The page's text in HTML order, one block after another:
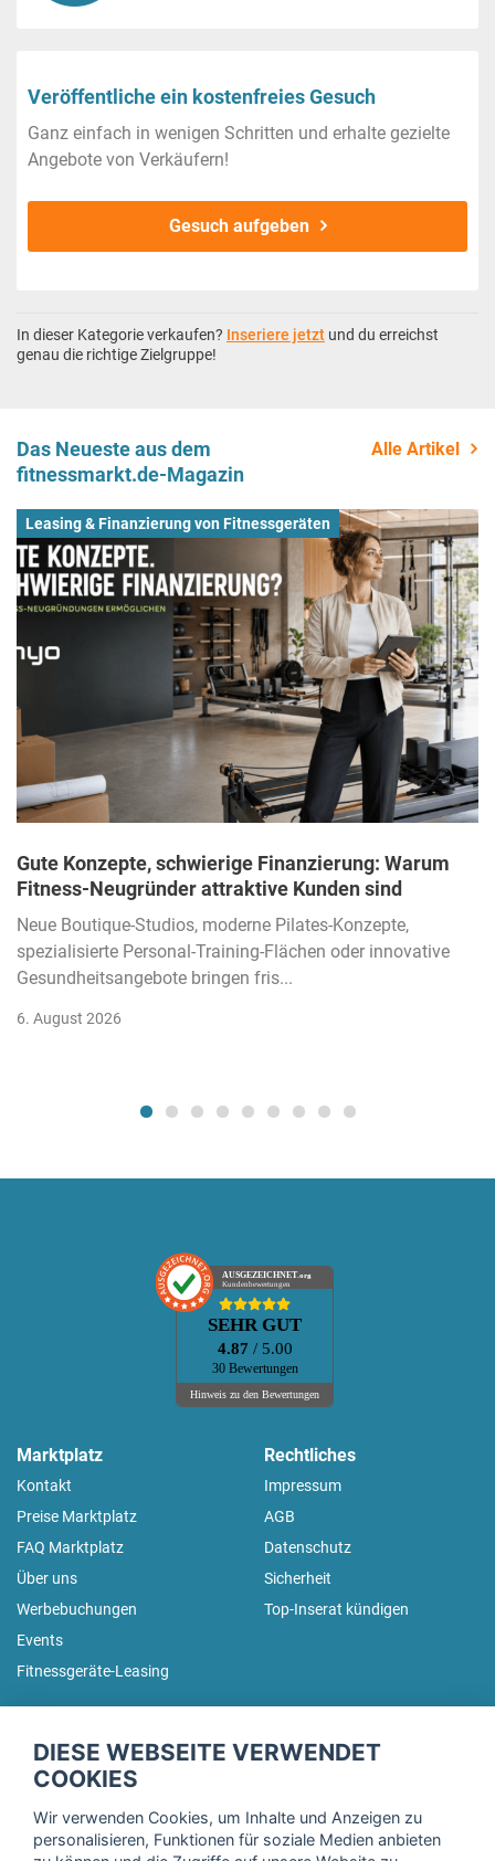
Veröffentliche ein kostenfreies Gesuch
Ganz einfach in wenigen Schritten und erhalte gezielte
Angebote von Verkäufern!
Gesuch aufgeben
In dieser Kategorie verkaufen? Inseriere jetzt und du erreichst
genau die richtige Zielgruppe!
Das Neueste aus dem
fitnessmarkt.de-Magazin
Alle Artikel
Leasing & Finanzierung von Fitnessgeräten
Gute Konzepte, schwierige Finanzierung: Warum
Fitness-Neugründer attraktive Kunden sind
Neue Boutique-Studios, moderne Pilates-Konzepte,
spezialisierte Personal-Training-Flächen oder innovative
Gesundheitsangebote bringen fris...
6. August 2026
AUSGEZEICHNET.org
Kundenbewertungen
SEHR GUT
4.87 / 5.00
30 Bewertungen
Hinweis zu den Bewertungen
Marktplatz
Kontakt
Preise Marktplatz
FAQ Marktplatz
Über uns
Werbebuchungen
Events
Fitnessgeräte-Leasing
Rechtliches
Impressum
AGB
Datenschutz
Sicherheit
Top-Inserat kündigen
Trage dich hier für unseren Newsletter ein und erhalte regelmäßig
DIESE WEBSEITE VERWENDET
COOKIES
Wir verwenden Cookies, um Inhalte und Anzeigen zu
personalisieren, Funktionen für soziale Medien anbieten